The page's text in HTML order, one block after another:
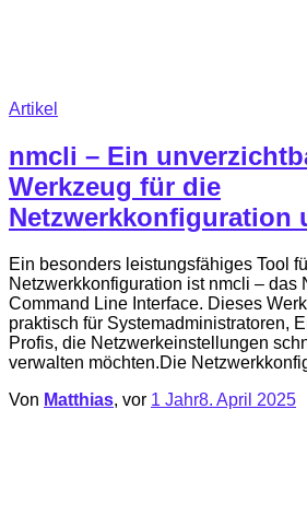
Artikel
nmcli – Ein
Werkzeug für die
Netzwerkkonfiguration
Ein besonders leistungsfähiges Tool
Netzwerkkonfiguration ist nmcli – das
Command Line Interface. Dieses
praktisch für Systemadministratoren,
Profis, die Netzwerkeinstellungen
verwalten möchten.Die
Von Matthias, vor 1 Jahr8. April 2025